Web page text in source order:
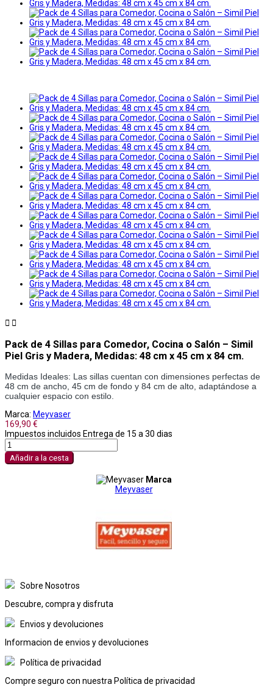
 
Pack de 4 Sillas para Comedor, Cocina o Salón – Simil
Piel Gris y Madera, Medidas: 48 cm x 45 cm x 84 cm.
Medidas Ideales: Las sillas cuentan con dimensiones perfectas de
48 cm de ancho, 45 cm de fondo y 84 cm de alto, adaptándose a
cualquier espacio con estilo.
Marca: Meyvaser
169,90 €
Impuestos incluidos Entrega de 15 a 30 dias
Añadir a la cesta
Marca
Meyvaser
Sobre Nosotros
Descubre, compra y disfruta
Envios y devoluciones
Informacion de envios y devoluciones
Política de privacidad
Compre seguro con nuestra Política de privacidad